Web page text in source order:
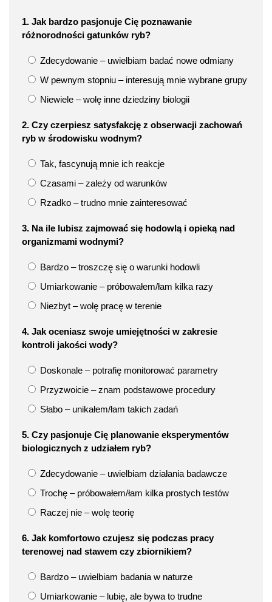
1. Jak bardzo pasjonuje Cię poznawanie
różnorodności gatunków ryb?
Zdecydowanie – uwielbiam badać nowe odmiany
W pewnym stopniu – interesują mnie wybrane grupy
Niewiele – wolę inne dziedziny biologii
2. Czy czerpiesz satysfakcję z obserwacji zachowań
ryb w środowisku wodnym?
Tak, fascynują mnie ich reakcje
Czasami – zależy od warunków
Rzadko – trudno mnie zainteresować
3. Na ile lubisz zajmować się hodowlą i opieką nad
organizmami wodnymi?
Bardzo – troszczę się o warunki hodowli
Umiarkowanie – próbowałem/łam kilka razy
Niezbyt – wolę pracę w terenie
4. Jak oceniasz swoje umiejętności w zakresie
kontroli jakości wody?
Doskonale – potrafię monitorować parametry
Przyzwoicie – znam podstawowe procedury
Słabo – unikałem/łam takich zadań
5. Czy pasjonuje Cię planowanie eksperymentów
biologicznych z udziałem ryb?
Zdecydowanie – uwielbiam działania badawcze
Trochę – próbowałem/łam kilka prostych testów
Raczej nie – wolę teorię
6. Jak komfortowo czujesz się podczas pracy
terenowej nad stawem czy zbiornikiem?
Bardzo – uwielbiam badania w naturze
Umiarkowanie – lubię, ale bywa to trudne